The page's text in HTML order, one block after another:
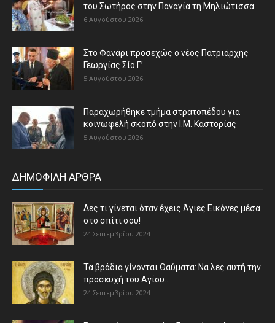
του Σωτήρος στην Παναγία τη Μηλιώτισσα
6 Αυγούστου 2026
Στο Φανάρι προσεχώς ο νέος Πατριάρχης
Γεωργίας Σίο Γ’
5 Αυγούστου 2026
Παραχωρήθηκε τμήμα στρατοπέδου για
κοινωφελή σκοπό στην Ι.Μ. Καστορίας
5 Αυγούστου 2026
ΔΗΜΟΦΙΛΗ ΑΡΘΡΑ
Δες τι γίνεται όταν έχεις Άγιες Εικόνες μέσα
στο σπίτι σου!
24 Σεπτεμβρίου 2024
Τα βράδια γίνονται Θαύματα: Να λες αυτή την
προσευχή του Αγίου...
24 Σεπτεμβρίου 2024